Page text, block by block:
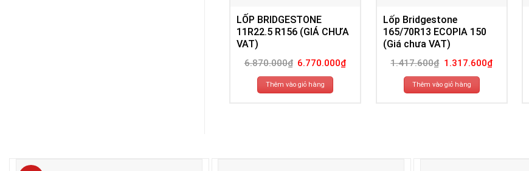
LỐP BRIDGESTONE
11R22.5 R156 (GIÁ CHƯA
VAT)
6.870.000₫ Giá
gốc
là:
6.870.000₫.
6.770.000₫Giá
Thêm vào giỏ hàng
Lốp Bridgestone
165/70R13 ECOPIA 150
(Giá chưa VAT)
1.417.600₫ Giá
gốc
là:
1.417.600₫.
1.317.600₫Giá
hiện
Thêm vào giỏ hàng